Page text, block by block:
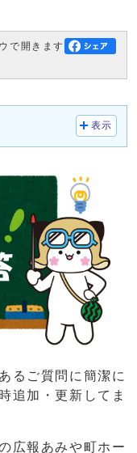
で開きます
表示
るご質問に簡潔に
追加・更新してま
広報あみや町ホー